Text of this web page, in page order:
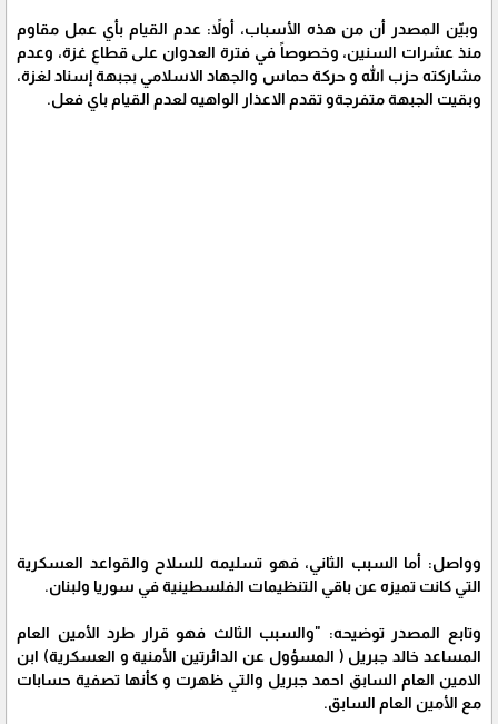
وبيّن المصدر أن من هذه الأسباب، أولاً: عدم القيام بأي عمل مقاوم
منذ عشرات السنين، وخصوصاً في فترة العدوان على قطاع غزة، وعدم
مشاركته حزب الله و حركة حماس والجهاد الاسلامي بجبهة إسناد لغزة،
وبقيت الجبهة متفرجةو تقدم الاعذار الواهيه لعدم القيام باي فعل.
وواصل: أما السبب الثاني، فهو تسليمه للسلاح والقواعد العسكرية
التي كانت تميزه عن باقي التنظيمات الفلسطينية في سوريا ولبنان.
وتابع المصدر توضيحه: "والسبب الثالث فهو قرار طرد الأمين العام
المساعد خالد جبريل ( المسؤول عن الدائرتين الأمنية و العسكرية) ابن
الامين العام السابق احمد جبريل والتي ظهرت و كأنها تصفية حسابات
مع الأمين العام السابق.